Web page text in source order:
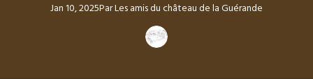
Jan 10, 2025ParLes amisdu château de la Guérande